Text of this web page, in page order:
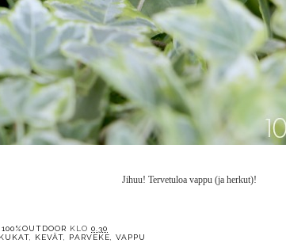
Jihuu! Tervetuloa vappu (ja herkut)!
KLO 0.30
, KEVÄT, PARVEKE, VAPPU